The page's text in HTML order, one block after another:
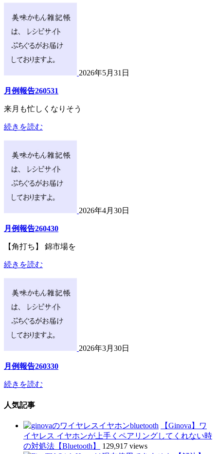
2026年5月31日
月例報告260531
来月も忙しくなりそう
続きを読む
2026年4月30日
月例報告260430
【角打ち】 錦市場を
続きを読む
2026年3月30日
月例報告260330
続きを読む
人気記事
【Ginova】ワ
イヤレス イヤホンが上手くペアリングしてくれない時
の対処法【Bluetooth】
129,917 views